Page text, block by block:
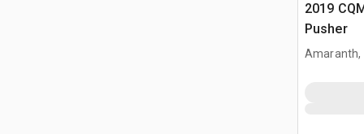
2019
Pusher
Amaranth,